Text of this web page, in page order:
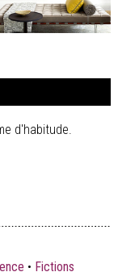
d'habitude.
• Fictions